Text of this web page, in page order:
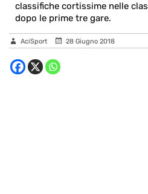
classifiche cortissime nelle
dopo le prime tre gare.
AciSport 28 Giugno 2018